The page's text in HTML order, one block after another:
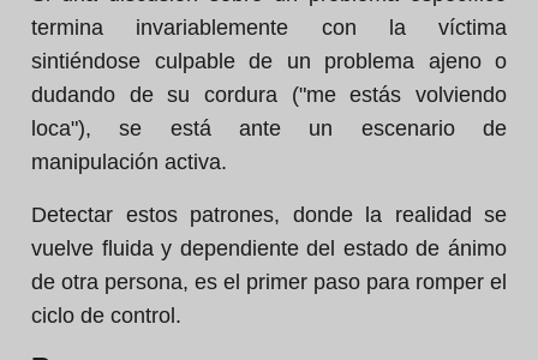
termina invariablemente con la víctima
sintiéndose culpable de un problema ajeno o
dudando de su cordura ("me estás volviendo
loca"), se está ante un escenario de
manipulación activa.
Detectar estos patrones, donde la realidad se
vuelve fluida y dependiente del estado de ánimo
de otra persona, es el primer paso para romper el
ciclo de control.